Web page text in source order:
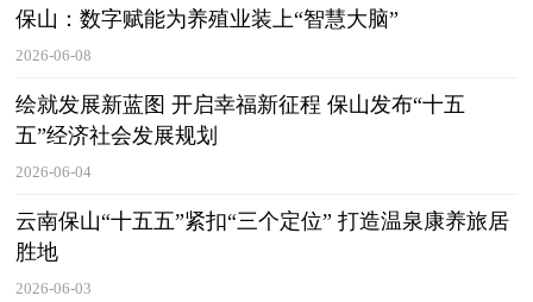
保山：数字赋能为养殖业装上“智慧大脑”
2026-06-08
绘就发展新蓝图 开启幸福新征程 保山发布“十五
五”经济社会发展规划
2026-06-04
云南保山“十五五”紧扣“三个定位” 打造温泉康养旅居
胜地
2026-06-03